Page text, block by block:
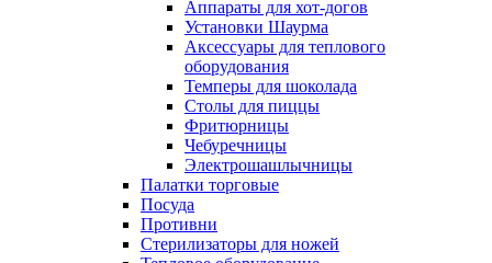
Аппараты для хот-догов
Установки Шаурма
Аксессуары для теплового
оборудования
Темперы для шоколада
Столы для пиццы
Фритюрницы
Чебуречницы
Электрошашлычницы
Палатки торговые
Посуда
Противни
Стерилизаторы для ножей